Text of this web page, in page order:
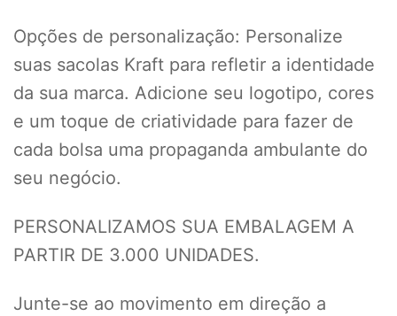
Opções de personalização: Personalize
suas sacolas Kraft para refletir a identidade
da sua marca. Adicione seu logotipo, cores
e um toque de criatividade para fazer de
cada bolsa uma propaganda ambulante do
seu negócio.
PERSONALIZAMOS SUA EMBALAGEM A
PARTIR DE 3.000 UNIDADES.
Junte-se ao movimento em direção a